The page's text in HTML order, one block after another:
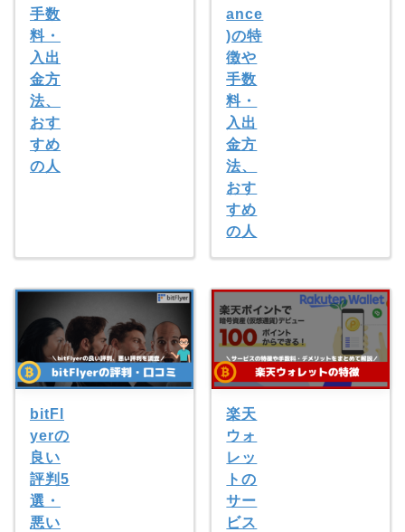
手数
料・
入出
金方
法、
おす
すめ
の人
ance
)の特
徴や
手数
料・
入出
金方
法、
おす
すめ
の人
bitFl
yerの
良い
評判5
選・
悪い
楽天
ウォ
レッ
トの
サー
ビス